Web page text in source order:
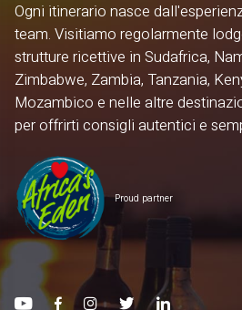
Ogni itinerario nasce
team. Visitiamo regolarmente
strutture ricettive in Sudafrica,
Zimbabwe, Zambia, Tanzania,
Mozambico e nelle altre
per offrirti consigli autentici e
Proud partner